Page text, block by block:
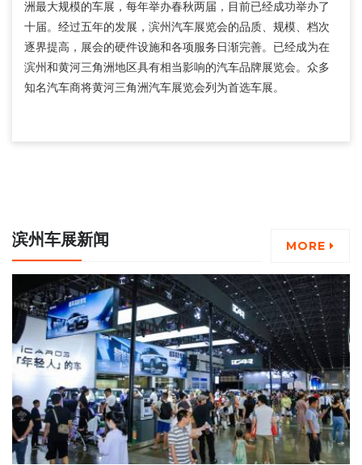
洲最大规模的车展，每年举办春秋两届，目前已经成功举办了
十届。经过五年的发展，滨州汽车展览会的品质、规模、档次
逐界提高，展会的硬件设施和各项服务日渐完善。已经成为在
滨州和黄河三角洲地区具有相当影响的汽车品牌展览会。众多
知名汽车商将黄河三角洲汽车展览会列为首选车展。
滨州车展新闻 MORE